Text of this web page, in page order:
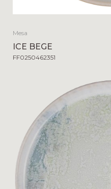
Mesa
ICE BEGE
FF0250462351